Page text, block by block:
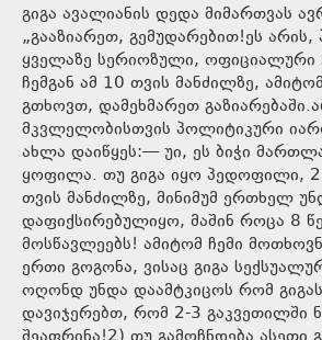
გიგა ავალიანის დედა მიმართვას
„გააზიარეთ, გემუდარებით!ეს
ყველაზე სერიოზული, ოფიციალური
ჩემგან ამ 10 თვის მანძილზე,
გთხოვთ, დამეხმარეთ
მკვლელობისთვის პოლიტიკური
ახლა დაიწყეს:— უი, ეს ბიჭი
ყოფილა. თუ გიგა იყო პედოფილი,
თვის მანძილზე, მინიმუმ ერთხელ
დაფიქსირებულიყო, მაშინ როცა 8
მოსწავლეებს! ამიტომ ჩემი
ერთი გოგონა, ვისაც გიგა
ოღონდ უნდა დაამტკიცოს რომ
დავიჯერებთ, რომ 2-3 გაკვეთილში